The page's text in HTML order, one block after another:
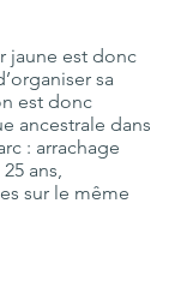
jaune est donc
sa
est donc
ancestrale dans
: arrachage
ans,
sur le même